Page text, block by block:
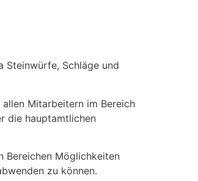
Steinwürfe, Schläge und
Mitarbeitern im Bereich
die hauptamtlichen
Bereichen Möglichkeiten
zu können.